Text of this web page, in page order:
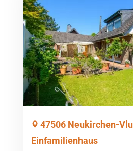
47506 Neukirchen-
Einfamilienhaus